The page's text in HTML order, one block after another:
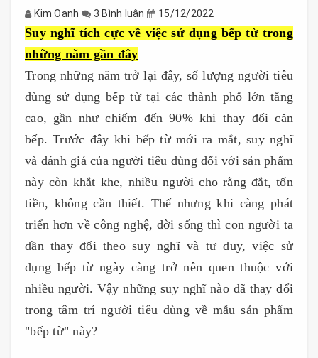
Kim Oanh 3 Bình luận 15/12/2022
Suy nghĩ tích cực về việc sử dụng bếp từ trong
những năm gần đây
Trong những năm trở lại đây, số lượng người tiêu
dùng sử dụng bếp từ tại các thành phố lớn tăng
cao, gần như chiếm đến 90% khi thay đổi căn
bếp. Trước đây khi bếp từ mới ra mắt, suy nghĩ
và đánh giá của người tiêu dùng đối với sản phẩm
này còn khắt khe, nhiều người cho rằng đắt, tốn
tiền, không cần thiết. Thế nhưng khi càng phát
triển hơn về công nghệ, đời sống thì con người ta
dần thay đổi theo suy nghĩ và tư duy, việc sử
dụng bếp từ ngày càng trở nên quen thuộc với
nhiều người. Vậy những suy nghĩ nào đã thay đổi
trong tâm trí người tiêu dùng về mẫu sản phẩm
"bếp từ" này?